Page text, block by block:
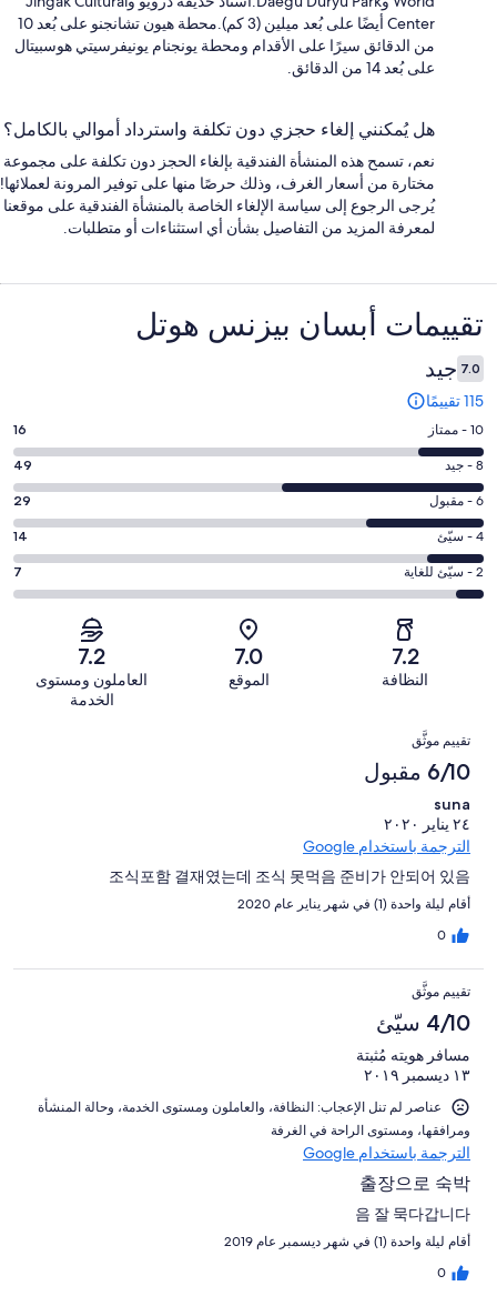
Center أيضًا على بُعد ميلين (3 كم).محطة هيون تشانجنو على بُعد 10
من الدقائق سيرًا على الأقدام ومحطة يونجنام يونيفرسيتي هوسبيتال
على بُعد 14 من الدقائق.
هل يُمكنني إلغاء حجزي دون تكلفة واسترداد أموالي بالكامل؟
نعم، تسمح هذه المنشأة الفندقية بإلغاء الحجز دون تكلفة على مجموعة
مختارة من أسعار الغرف، وذلك حرصًا منها على توفير المرونة لعملائها!
يُرجى الرجوع إلى سياسة الإلغاء الخاصة بالمنشأة الفندقية على موقعنا
لمعرفة المزيد من التفاصيل بشأن أي استثناءات أو متطلبات.
التقييمات
تقييمات ⁦أبسان بيزنس هوتل⁩
7.0 جيد
115 تقييمًا
درجة
التصنيف
10
-
ممتاز.
16
من
أصل
10 - ممتاز 16
درجة
التصنيف
8
-
جيد.
49
8 - جيد 49
درجة
التصنيف
6
-
مقبول.
تقييمات
النزلاء
6 - مقبول 29
درجة
التصنيف
4
من
تقييمات
4 - سيّئ 14
درجة
التصنيف
من
أصل
115
من
تقييمات
النزلاء
2 - سيّئ للغاية 7
7.2
النظافة
7.0
الموقع
7.2
العاملون ومستوى
الخدمة
التقييمات
تقييم موثَّق
6/10 مقبول
suna
٢٤ يناير ٢٠٢٠
الترجمة باستخدام Google
조식포함 결재였는데 조식 못먹음 준비가 안되어 있음
أقام ليلة واحدة (1) في شهر يناير عام 2020
0
تقييم موثَّق
4/10 سيّئ
مسافر هويته مُثبتة
١٣ ديسمبر ٢٠١٩
عناصر لم تنل الإعجاب: ⁦النظافة⁩، و⁦العاملون ومستوى الخدمة⁩، و⁦حالة المنشأة
ومرافقها⁩، و⁦مستوى الراحة في الغرفة⁩
الترجمة باستخدام Google
출장으로 숙박
음 잘 묵다갑니다
أقام ليلة واحدة (1) في شهر ديسمبر عام 2019
0